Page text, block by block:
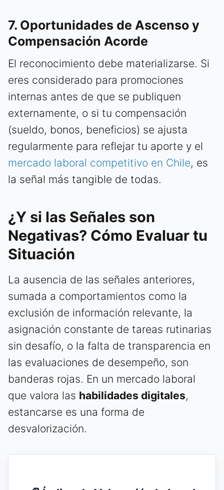
7. Oportunidades de Ascenso y
Compensación Acorde
El reconocimiento debe materializarse. Si
eres considerado para promociones
internas antes de que se publiquen
externamente, o si tu compensación
(sueldo, bonos, beneficios) se ajusta
regularmente para reflejar tu aporte y el
mercado laboral competitivo en Chile, es
la señal más tangible de todas.
¿Y si las Señales son
Negativas? Cómo Evaluar tu
Situación
La ausencia de las señales anteriores,
sumada a comportamientos como la
exclusión de información relevante, la
asignación constante de tareas rutinarias
sin desafío, o la falta de transparencia en
las evaluaciones de desempeño, son
banderas rojas. En un mercado laboral
que valora las habilidades digitales,
estancarse es una forma de
desvalorización.